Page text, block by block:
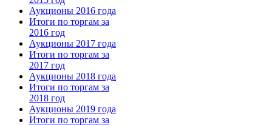
Аукционы 2016 года
Итоги по торгам за
2016 год
Аукционы 2017 года
Итоги по торгам за
2017 год
Аукционы 2018 года
Итоги по торгам за
2018 год
Аукционы 2019 года
Итоги по торгам за